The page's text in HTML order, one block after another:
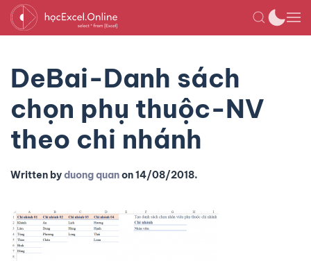
DeBai-Danh sách
chọn phụ thuộc-NV
theo chi nhánh
Written byduong quanon14/08/2018.